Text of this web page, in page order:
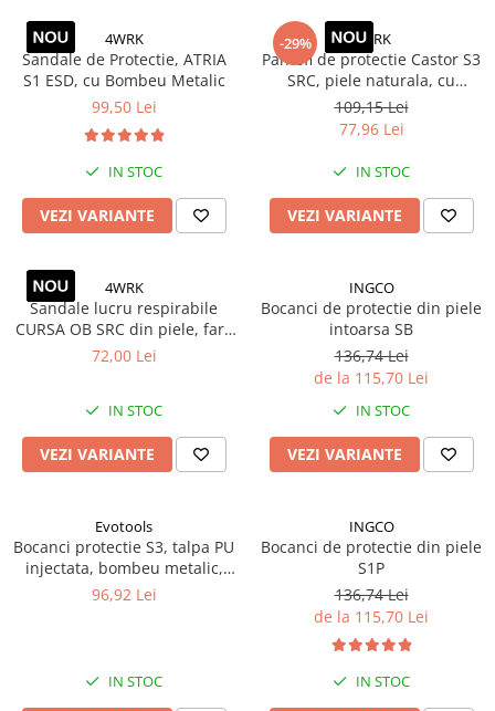
Volvo Aero
Volvo FH 2 Euro 4
Volvo FH 3 Euro 5
Volvo FH 4 Euro 6
Lumini, Becuri, Proiectoare
Accesorii iluminare LED camioane
si camion
Becuri auto
Becuri Halogen Auto
Becuri Led Auto
Seturi de Becuri Auto
Faruri Camioane, Utilaje &
Tractoare
Lampi Gabarit LED
Lampi gabarit auto si remorci
Lampi gabarit cu brat auto si
Lampi LED auto dedicate
4WRK
Sandale de Protectie, ATRIA
S1 ESD, cu Bombeu Metalic
99,50 Lei
IN STOC
VEZI VARIANTE
-29% 4WRK
Pantofi de protectie Castor S3
SRC, piele naturala, cu
bombeu metalic si talpa
antiderapanta
109,15 Lei
77,96 Lei
IN STOC
VEZI VARIANTE
4WRK
Sandale lucru respirabile
CURSA OB SRC din piele, fara
bombeu
72,00 Lei
IN STOC
VEZI VARIANTE
INGCO
Bocanci de protectie din piele
intoarsa SB
136,74 Lei
de la 115,70 Lei
IN STOC
VEZI VARIANTE
Evotools
Bocanci protectie S3, talpa PU
injectata, bombeu metalic,
piele naturala, marimi 39-46
96,92 Lei
IN STOC
INGCO
Bocanci de protectie din piele
S1P
136,74 Lei
de la 115,70 Lei
IN STOC